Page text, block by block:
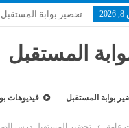
تحضير بوابة المستقبل
المستقبل
بوابة المستقبل فيديوهات